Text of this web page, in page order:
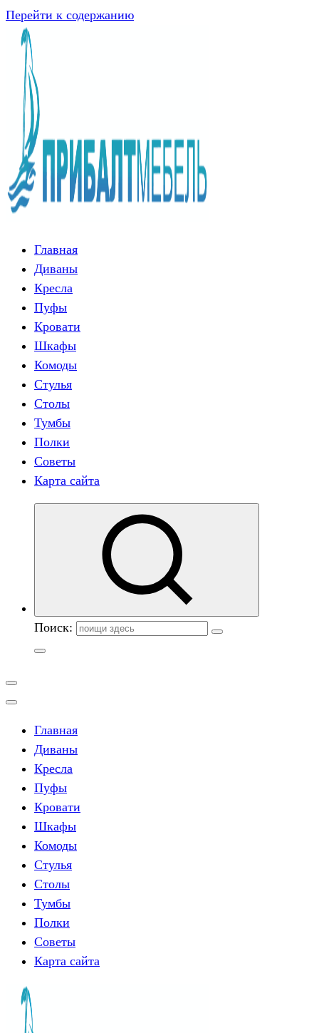
Перейти к содержанию
Главная
Диваны
Кресла
Пуфы
Кровати
Шкафы
Комоды
Стулья
Столы
Тумбы
Полки
Советы
Карта сайта
Поиск:
Главная
Диваны
Кресла
Пуфы
Кровати
Шкафы
Комоды
Стулья
Столы
Тумбы
Полки
Советы
Карта сайта